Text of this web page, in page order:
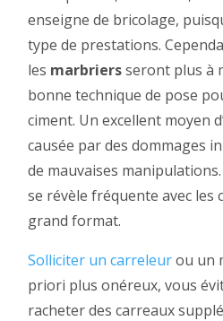
enseigne de bricolage,
type de prestations.
les marbriersseront plus à
bonne technique de pose
ciment. Un excellent moyen
causée par des dommages
de mauvaises
se révèle fréquente avec les
grand format.
Solliciter un carreleurou un
priori plus onéreux, vous
racheter des carreaux